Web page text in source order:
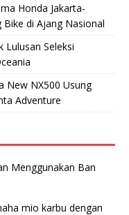
Honda Jakarta-
Bike di Ajang Nasional
Lulusan Seleksi
New NX500 Usung
Adventure
Menggunakan Ban
mio karbu dengan